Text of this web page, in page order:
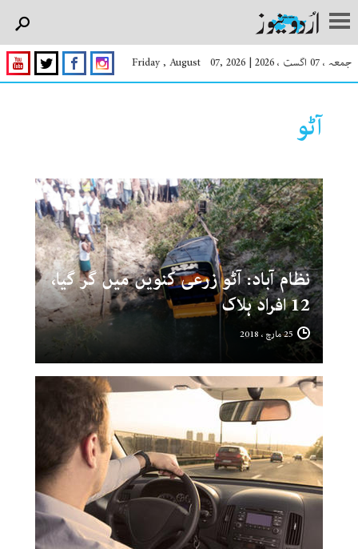
جمعہ ، 07 اگست ، 2026 |
Friday , August 07, 2026
آٹو
نظام آباد: آٹو زرعی کنویں میں گر گیا،
12 افراد ہلاک